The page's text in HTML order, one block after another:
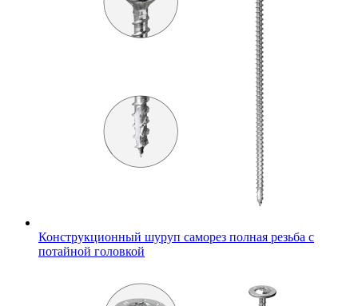
Конструкционный шуруп саморез полная резьба с
потайной головкой